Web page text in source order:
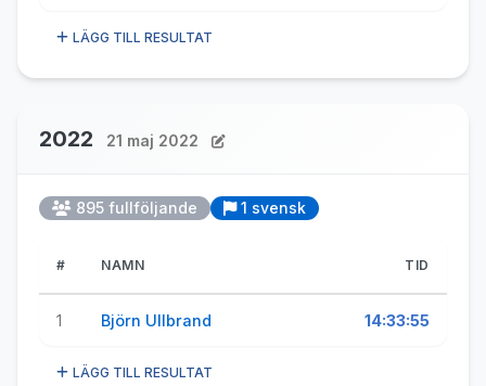
LÄGG TILL RESULTAT
2022 21 maj 2022
895 fullföljande 1 svensk
# NAMN TID
1 Björn Ullbrand 14:33:55
LÄGG TILL RESULTAT